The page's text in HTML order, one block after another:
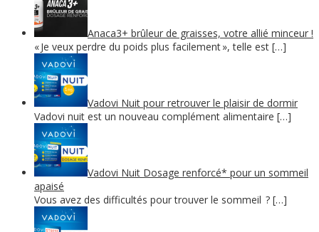
Anaca3+ brûleur de graisses, votre allié minceur !
« Je veux perdre du poids plus facilement », telle est […]
Vadovi Nuit pour retrouver le plaisir de dormir
Vadovi nuit est un nouveau complément alimentaire […]
Vadovi Nuit Dosage renforcé* pour un sommeil
apaisé
Vous avez des difficultés pour trouver le sommeil ? […]